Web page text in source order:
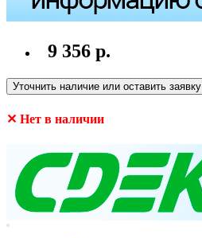
9 356 р.
Уточнить наличие или оставить заявку
✕ Нет в наличии